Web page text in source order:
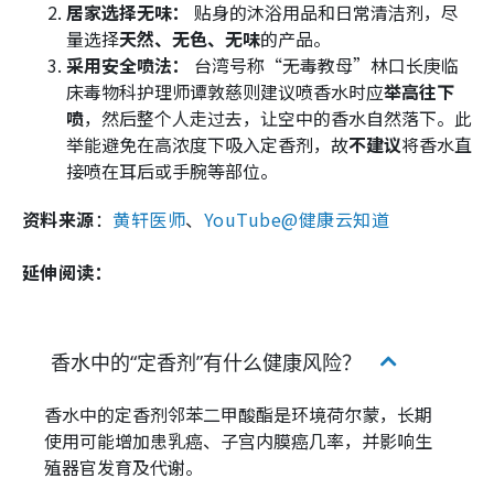
居家选择无味：
贴身的沐浴用品和日常清洁剂，尽
量选择天然、无色、无味的产品。
采用安全喷法：
台湾号称“无毒教母”林口长庚临
床毒物科护理师谭敦慈则建议喷香水时应举高往下
喷，然后整个人走过去，让空中的香水自然落下。此
举能避免在高浓度下吸入定香剂，故不建议将香水直
接喷在耳后或手腕等部位。
资料来源： 黄轩医师、 YouTube@健康云知道
延伸阅读：
香水中的“定香剂”有什么健康风险？
香水中的定香剂邻苯二甲酸酯是环境荷尔蒙，长期
使用可能增加患乳癌、子宫内膜癌几率，并影响生
殖器官发育及代谢。